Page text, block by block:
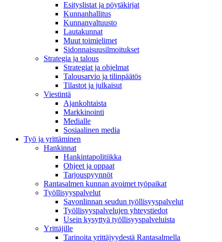
Esityslistat ja pöytäkirjat
Kunnanhallitus
Kunnanvaltuusto
Lautakunnat
Muut toimielimet
Sidonnaisuusilmoitukset
Strategia ja talous
Strategiat ja ohjelmat
Talousarvio ja tilinpäätös
Tilastot ja julkaisut
Viestintä
Ajankohtaista
Markkinointi
Medialle
Sosiaalinen media
Työ ja yrittäminen
Hankinnat
Hankintapolitiikka
Ohjeet ja oppaat
Tarjouspyynnöt
Rantasalmen kunnan avoimet työpaikat
Työllisyyspalvelut
Savonlinnan seudun työllisyyspalvelut
Työllisyyspalvelujen yhteystiedot
Usein kysyttyä työllisyyspalveluista
Yrittäjille
Tarinoita yrittäjyydestä Rantasalmella